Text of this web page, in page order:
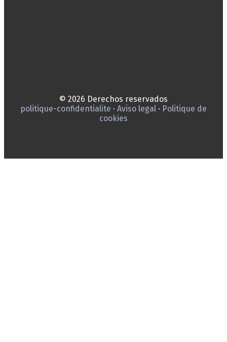
© 2026 Derechos reservados
politique-confidentialite · Aviso legal · Politique de
cookies